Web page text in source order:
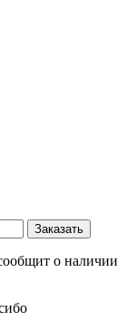
о наличии